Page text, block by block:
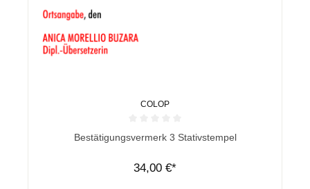
COLOP
Durchschnittliche Bewertung von 0 von 5 Sternen
Bestätigungsvermerk 3 Stativstempel
34,00 €*